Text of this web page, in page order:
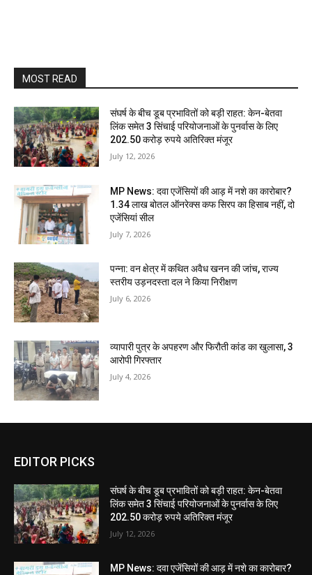
MOST READ
संघर्ष के बीच डूब प्रभावितों को बड़ी राहत: केन-बेतवा
लिंक समेत 3 सिंचाई परियोजनाओं के पुनर्वास के लिए
202.50 करोड़ रुपये अतिरिक्त मंजूर
July 12, 2026
MP News: दवा एजेंसियों की आड़ में नशे का कारोबार?
1.34 लाख बोतल ऑनरेक्स कफ सिरप का हिसाब नहीं, दो
एजेंसियां सील
July 7, 2026
पन्ना: वन क्षेत्र में कथित अवैध खनन की जांच, राज्य
स्तरीय उड़नदस्ता दल ने किया निरीक्षण
July 6, 2026
व्यापारी पुत्र के अपहरण और फिरौती कांड का खुलासा, 3
आरोपी गिरफ्तार
July 4, 2026
EDITOR PICKS
संघर्ष के बीच डूब प्रभावितों को बड़ी राहत: केन-बेतवा
लिंक समेत 3 सिंचाई परियोजनाओं के पुनर्वास के लिए
202.50 करोड़ रुपये अतिरिक्त मंजूर
July 12, 2026
MP News: दवा एजेंसियों की आड़ में नशे का कारोबार?